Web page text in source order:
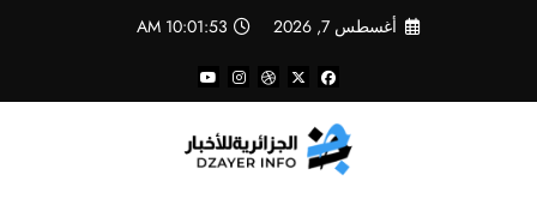
أغسطس 7, 2026 10:01:53 AM